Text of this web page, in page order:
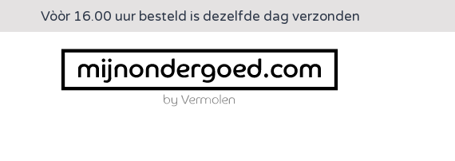
Doorgaan
naar
Vòòr 16.00 uur besteld is dezelfde dag verzonden